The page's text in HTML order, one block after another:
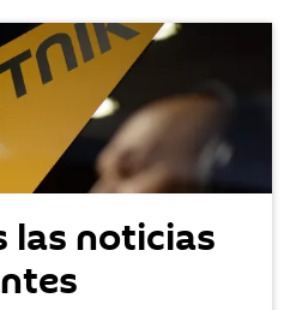
las noticias